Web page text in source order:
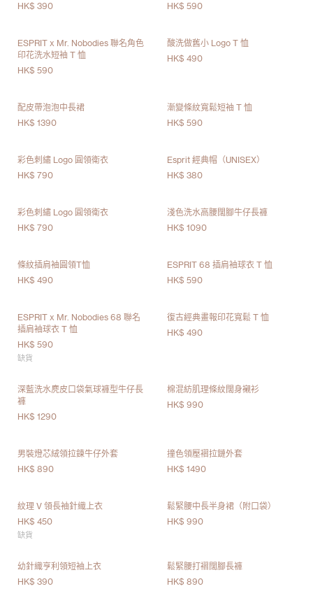
HK$ 390
HK$ 590
ESPRIT x Mr. Nobodies 聯名角色
印花洗水短袖 T 恤
HK$ 590
酸洗做舊小 Logo T 恤
HK$ 490
配皮帶泡泡中長裙
HK$ 1390
漸變條紋寬鬆短袖 T 恤
HK$ 590
彩色刺繡 Logo 圓領衛衣
HK$ 790
Esprit 經典帽（UNISEX）
HK$ 380
彩色刺繡 Logo 圓領衛衣
HK$ 790
淺色洗水高腰闊腳牛仔長褲
HK$ 1090
條紋插肩袖圓領T恤
HK$ 490
ESPRIT 68 插肩袖球衣 T 恤
HK$ 590
ESPRIT x Mr. Nobodies 68 聯名
插肩袖球衣 T 恤
HK$ 590
缺貨
復古經典畫報印花寬鬆 T 恤
HK$ 490
深藍洗水麂皮口袋氣球褲型牛仔長
褲
HK$ 1290
棉混紡肌理條紋闊身襯衫
HK$ 990
男裝燈芯絨領拉鍊牛仔外套
HK$ 890
撞色領壓褶拉鏈外套
HK$ 1490
紋理 V 領長袖針織上衣
HK$ 450
缺貨
鬆緊腰中長半身裙（附口袋）
HK$ 990
幼針織亨利領短袖上衣
HK$ 390
鬆緊腰打褶闊腳長褲
HK$ 890